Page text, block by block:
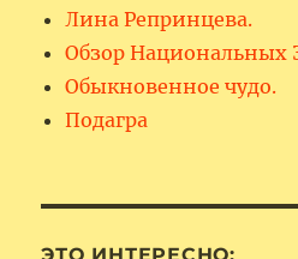
Лина Репринцева.
Обзор Национальных
Обыкновенное чудо.
Подагра